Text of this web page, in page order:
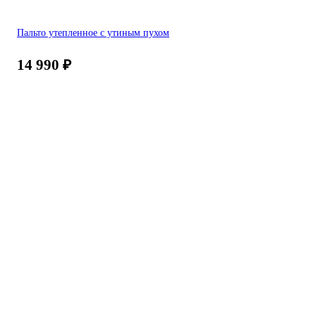
Пальто утепленное с утиным пухом
14 990 ₽